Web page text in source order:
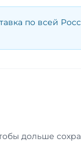
по всей
дольше